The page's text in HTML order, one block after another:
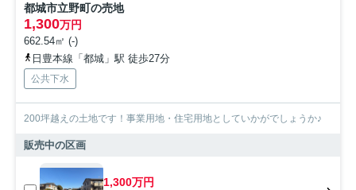
都城市立野町の売地
1,300万円
662.54㎡ (-)
日豊本線「都城」駅 徒歩27分
公共下水
200坪越えの土地です！事業用地・住宅用地としていかがでしょうか♪
販売中の区画
1,300万円